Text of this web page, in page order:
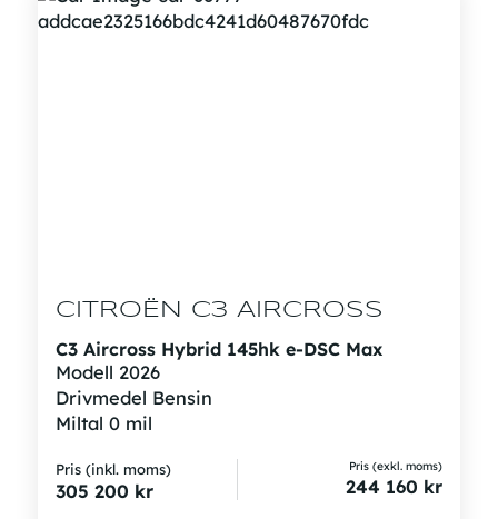
CITROËN C3 AIRCROSS
C3 Aircross Hybrid 145hk e-DSC Max
Modell 2026
Drivmedel Bensin
Miltal 0 mil
Pris (inkl. moms)
305 200 kr
Pris (exkl. moms)
244 160 kr